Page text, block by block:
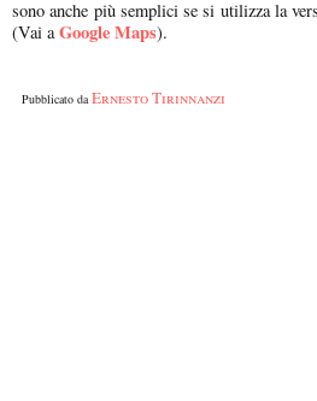
sono anche più semplici se si utilizza la
(Vai a Google Maps).
Pubblicato daErnesto Tirinnanzi